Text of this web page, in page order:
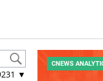
▼
CNEWS